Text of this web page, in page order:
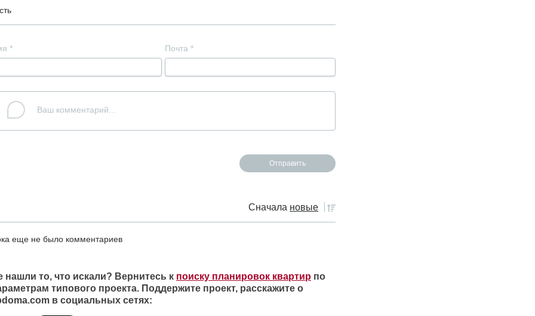
* Почта *
Сначала новые
еще не было комментариев
нашли то, что искали? Вернитесь к поиску планировок квартир по
типового проекта. Поддержите проект, расскажите о
в социальных сетях: